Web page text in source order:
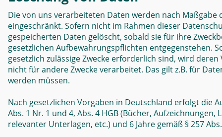
Die von uns verarbeiteten Daten werden nach
eingeschränkt. Sofern nicht im Rahmen dieser
gespeicherten Daten gelöscht, sobald sie für ihre
gesetzlichen Aufbewahrungspflichten entgegenstehen.
gesetzlich zulässige Zwecke erforderlich sind, wird
nicht für andere Zwecke verarbeitet. Das gilt z.B. für
werden müssen.
Nach gesetzlichen Vorgaben in Deutschland erfolgt die
Abs. 1 Nr. 1 und 4, Abs. 4 HGB (Bücher,
relevanter Unterlagen, etc.) und 6 Jahre gemäß § 257